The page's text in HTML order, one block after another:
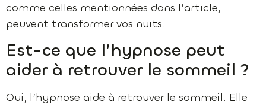
comme celles mentionnées dans l’article,
peuvent transformer vos nuits.
Est-ce que l’hypnose peut
aider à retrouver le sommeil ?
Oui, l’hypnose aide à retrouver le sommeil. Elle